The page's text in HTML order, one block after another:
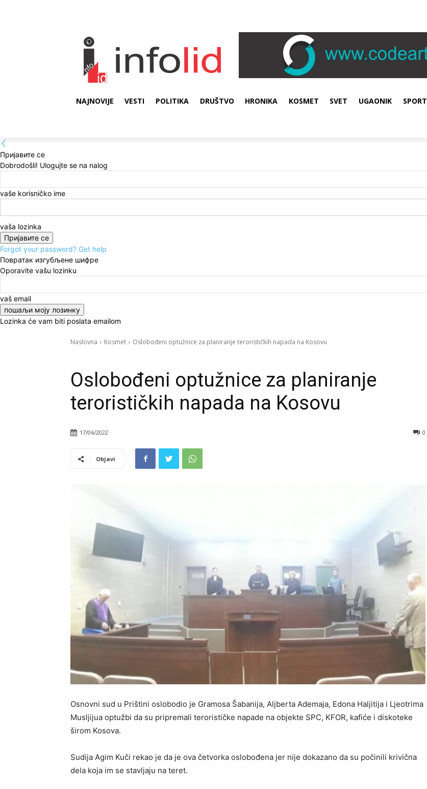
NAJNOVIJE VESTI POLITIKA DRUŠTVO HRONIKA KOSMET SVET UGAONIK SPORT
Пријавите се
Dobrodošli! Ulogujte se na nalog
vaše korisničko ime
vaša lozinka
Forgot your password? Get help
Повратак изгубљене шифре
Oporavite vašu lozinku
vaš email
Lozinka će vam biti poslata emailom
Naslovna Kosmet Oslobođeni optužnice za planiranje terorističkih napada na Kosovu
Oslobođeni optužnice za planiranje
terorističkih napada na Kosovu
17/06/2022 0
Objavi
Osnovni sud u Prištini oslobodio je Gramosa Šabanija, Aljberta Ademaja, Edona Haljitija i Ljeotrima
Musljijua optužbi da su pripremali terorističke napade na objekte SPC, KFOR, kafiće i diskoteke
širom Kosova.
Sudija Agim Kuči rekao je da je ova četvorka oslobođena jer nije dokazano da su počinili krivična
dela koja im se stavljaju na teret.